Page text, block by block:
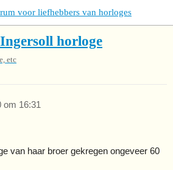
voor liefhebbers van horloges
horloge
etc
om 16:31
van haar broer gekregen ongeveer 60